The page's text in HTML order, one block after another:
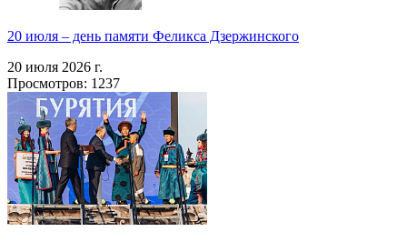
20 июля – день памяти Феликса Дзержинского
20 июля 2026 г.
Просмотров: 1237